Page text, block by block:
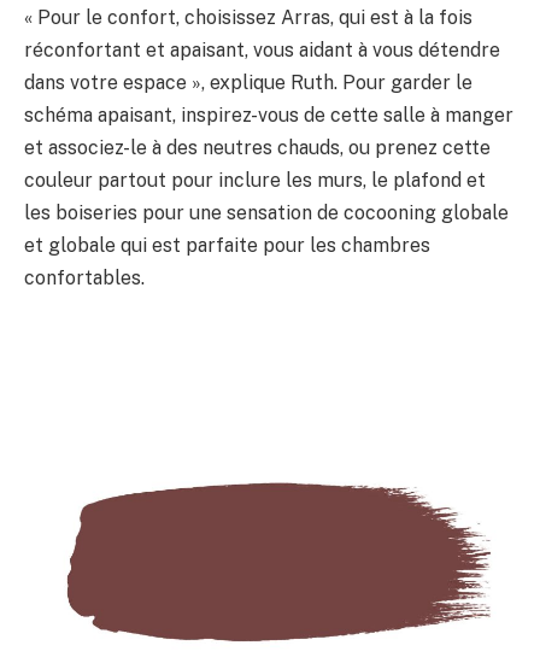
« Pour le confort, choisissez Arras, qui est à la fois
réconfortant et apaisant, vous aidant à vous détendre
dans votre espace », explique Ruth. Pour garder le
schéma apaisant, inspirez-vous de cette salle à manger
et associez-le à des neutres chauds, ou prenez cette
couleur partout pour inclure les murs, le plafond et
les boiseries pour une sensation de cocooning globale
et globale qui est parfaite pour les chambres
confortables.